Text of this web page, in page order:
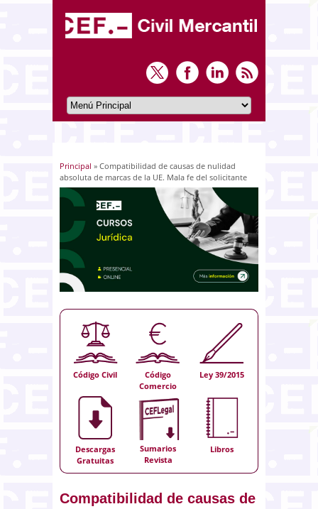
Usted está aquí
Principal » Compatibilidad de causas de nulidad
absoluta de marcas de la UE. Mala fe del solicitante
Código Civil
Código
Comercio
Ley 39/2015
Descargas
Gratuitas
Sumarios
Revista
Libros
Compatibilidad de causas de